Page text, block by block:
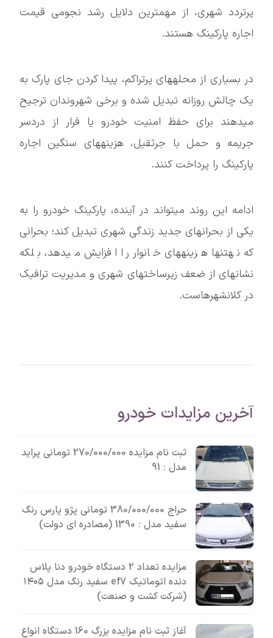
پرتردد شهری، از مهمترین دلایل رشد نجومی قیمت
اجاره پارکینگ هستند.
در بسیاری از محلههای پرتراکم، پیدا کردن جای پارک به
یک چالش روزانه تبدیل شده و برخی شهروندان ترجیح
میدهند برای حفظ امنیت خودرو یا فرار از دردسر
جریمه و حمل با جرثقیل، هزینههای سنگین اجاره
پارکینگ را پرداخت کنند.
ادامه این روند میتواند در آینده، پارکینگ خودرو را به
یکی از بحرانهای جدید زندگی شهری تبدیل کند؛ بحرانی
که نهتنها هزینههای خانوار را افزایش میدهد، بلکه
نشانهای از ضعف زیرساختهای شهری و مدیریت ترافیک
در کلانشهرهاست.
آخرین مزایدات خودرو
ثبت نام مزایده 270/000/000 تومانی پراید
مدل : 91
حراج 380/000/000 تومانی پژو پارس رنگ
سفید مدل : 1390 (مصادره ای دولت)
مزایده تعداد 2 دستگاه خودرو دنا پلاس
دنده اتوماتیک ef7 سفید رنگ مدل ۱۴۰۵
(شرکت کشت و صنعت)
آغاز ثبت نام مزایده بزرگ 160 دستگاه انواع